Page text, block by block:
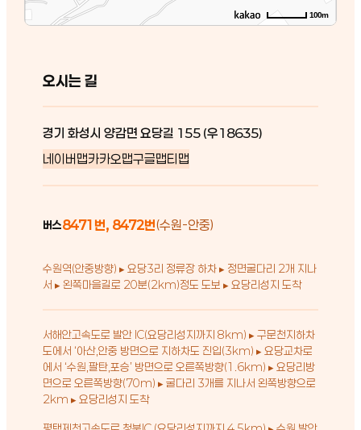
100m
오시는 길
경기 화성시 양감면 요당길 155 (우18635)
네이버맵카카오맵구글맵티맵
버스8471번, 8472번(수원-안중)
수원역(안중방향) ▸ 요당3리 정류장 하차 ▸ 정면굴다리 2개 지나
서 ▸ 왼쪽마을길로 20분(2km)정도 도보 ▸ 요당리성지 도착
서해안고속도로 발안 IC(요당리성지까지 8km) ▸ 구문천지하차
도에서 ‘아산,안중 방면으로 지하차도 진입(3km) ▸ 요당교차로
에서 ‘수원,팔탄,포승’ 방면으로 오른쪽방향(1.6km) ▸ 요당리방
면으로 오른쪽방향(70m) ▸ 굴다리 3개를 지나서 왼쪽방향으로
2km ▸ 요당리성지 도착